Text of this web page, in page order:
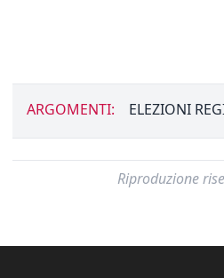
ARGOMENTI: ELEZIONI
Riproduzione